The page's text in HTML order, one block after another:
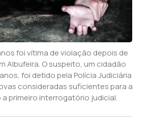
foi vítima de violação depois de
Albufeira. O suspeito, um cidadão
foi detido pela Polícia Judiciária
consideradas suficientes para a
primeiro interrogatório judicial.